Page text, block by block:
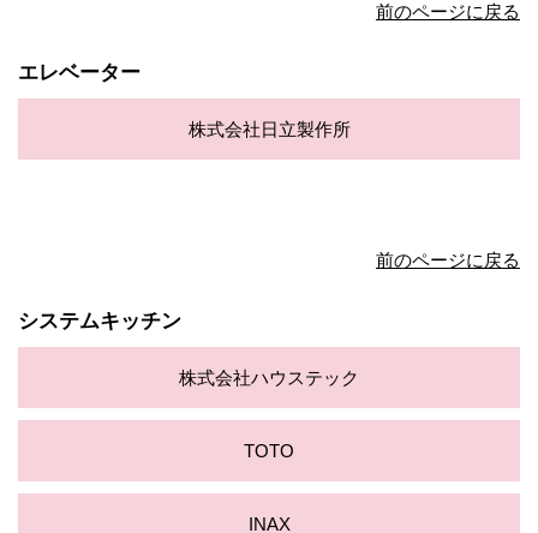
前のページに戻る
エレベーター
株式会社日立製作所
前のページに戻る
システムキッチン
株式会社ハウステック
TOTO
INAX